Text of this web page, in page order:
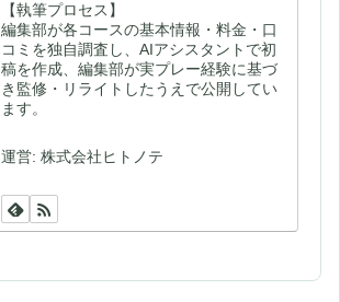
【執筆プロセス】
編集部が各コースの基本情報・料金・口
コミを独自調査し、AIアシスタントで初
稿を作成、編集部が実プレー経験に基づ
き監修・リライトしたうえで公開してい
ます。
運営: 株式会社ヒトノテ